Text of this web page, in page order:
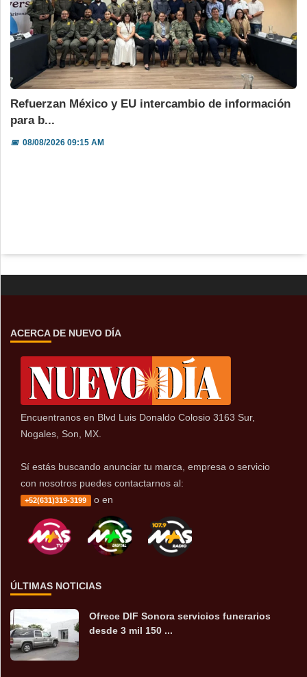
Refuerzan México y EU intercambio de información
para b...
📅08/08/2026 09:15 AM
ACERCA DE NUEVO DÍA
Encuentranos en Blvd Luis Donaldo Colosio 3163 Sur,
Nogales, Son, MX.
Sí estás buscando anunciar tu marca, empresa o servicio
con nosotros puedes contactarnos al:
+52(631)319-3199 o en
ÚLTIMAS NOTICIAS
Ofrece DIF Sonora servicios funerarios
desde 3 mil 150 ...